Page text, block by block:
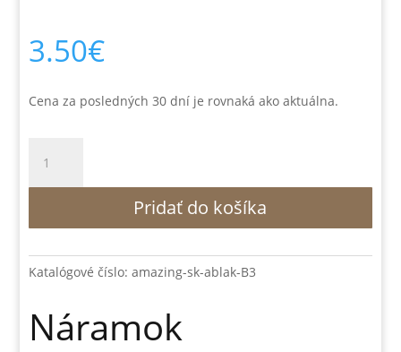
3.50€
Cena za posledných 30 dní je rovnaká ako aktuálna.
Náramok
Pridať do košíka
Katalógové číslo:amazing-sk-ablak-B3
Náramok